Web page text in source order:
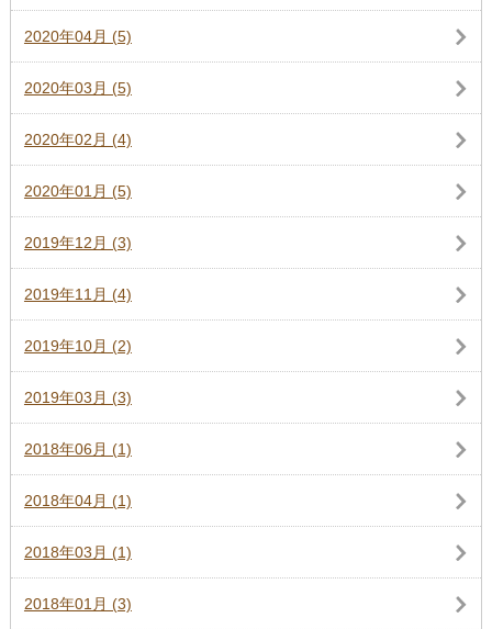
2020年04月 (5)
2020年03月 (5)
2020年02月 (4)
2020年01月 (5)
2019年12月 (3)
2019年11月 (4)
2019年10月 (2)
2019年03月 (3)
2018年06月 (1)
2018年04月 (1)
2018年03月 (1)
2018年01月 (3)